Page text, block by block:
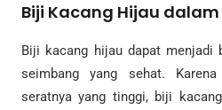
Biji Kacang Hijau
Biji kacang hijau dapat menjadi
seimbang yang sehat.
seratnya yang tinggi, biji